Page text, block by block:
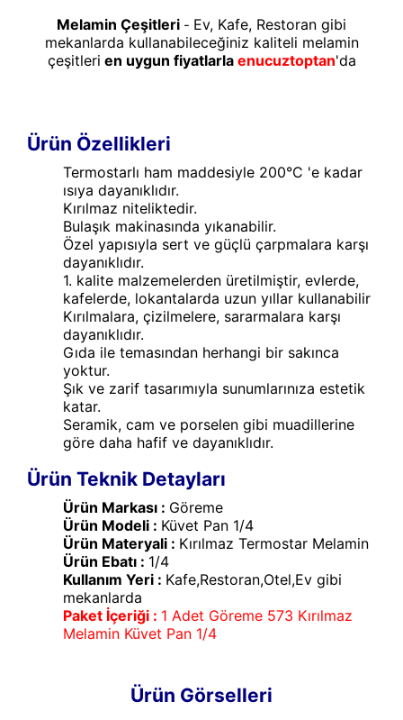
Melamin Çeşitleri - Ev, Kafe, Restoran gibi
mekanlarda kullanabileceğiniz kaliteli melamin
çeşitleri en uygun fiyatlarla enucuztoptan'da
Ürün Özellikleri
Termostarlı ham maddesiyle 200°C 'e kadar
ısıya dayanıklıdır.
Kırılmaz niteliktedir.
Bulaşık makinasında yıkanabilir.
Özel yapısıyla sert ve güçlü çarpmalara karşı
dayanıklıdır.
1. kalite malzemelerden üretilmiştir, evlerde,
kafelerde, lokantalarda uzun yıllar kullanabilir
Kırılmalara, çizilmelere, sararmalara karşı
dayanıklıdır.
Gıda ile temasından herhangi bir sakınca
yoktur.
Şık ve zarif tasarımıyla sunumlarınıza estetik
katar.
Seramik, cam ve porselen gibi muadillerine
göre daha hafif ve dayanıklıdır.
Ürün Teknik Detayları
Ürün Markası : Göreme
Ürün Modeli : Küvet Pan 1/4
Ürün Materyali : Kırılmaz Termostar Melamin
Ürün Ebatı : 1/4
Kullanım Yeri : Kafe,Restoran,Otel,Ev gibi
mekanlarda
Paket İçeriği : 1 Adet Göreme 573 Kırılmaz
Melamin Küvet Pan 1/4
Ürün Görselleri